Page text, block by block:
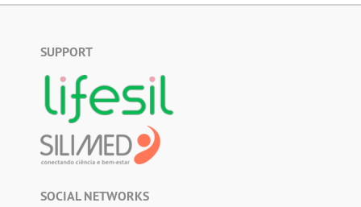
SUPPORT
SOCIAL NETWORKS